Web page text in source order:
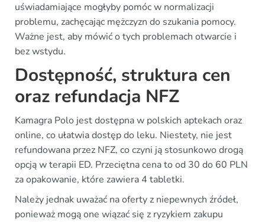
uświadamiające mogłyby pomóc w normalizacji
problemu, zachęcając mężczyzn do szukania pomocy.
Ważne jest, aby mówić o tych problemach otwarcie i
bez wstydu.
Dostępność, struktura cen
oraz refundacja NFZ
Kamagra Polo jest dostępna w polskich aptekach oraz
online, co ułatwia dostęp do leku. Niestety, nie jest
refundowana przez NFZ, co czyni ją stosunkowo drogą
opcją w terapii ED. Przeciętna cena to od 30 do 60 PLN
za opakowanie, które zawiera 4 tabletki.
Należy jednak uważać na oferty z niepewnych źródeł,
ponieważ mogą one wiązać się z ryzykiem zakupu